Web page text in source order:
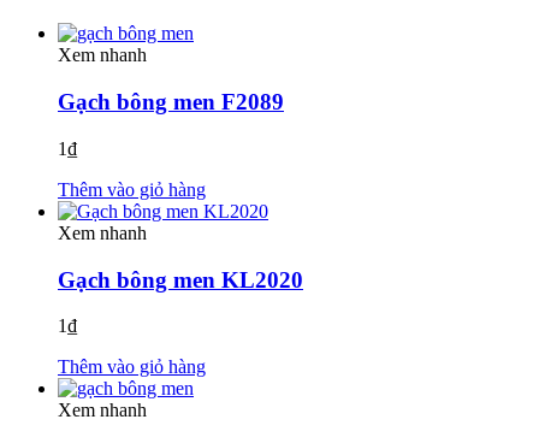
Xem nhanh
Gạch bông men F2089
1₫
Thêm vào giỏ hàng
Xem nhanh
Gạch bông men KL2020
1₫
Thêm vào giỏ hàng
Xem nhanh